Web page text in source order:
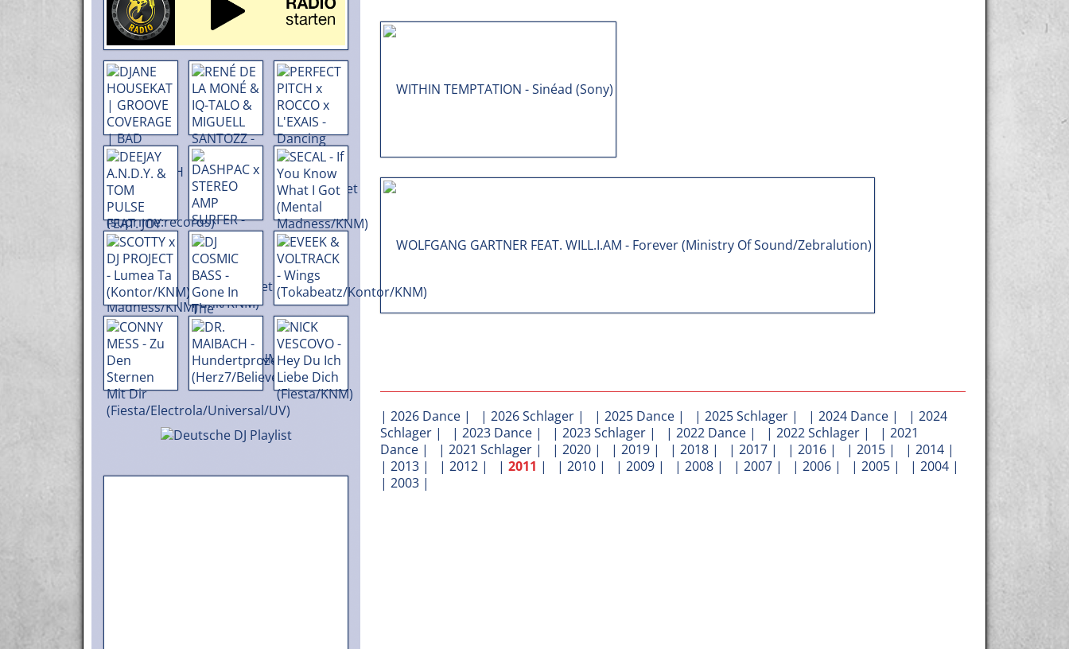
| 2026 Dance | | 2026 Schlager | | 2025 Dance | | 2025 Schlager | | 2024 Dance | | 2024
Schlager | | 2023 Dance | | 2023 Schlager | | 2022 Dance | | 2022 Schlager | | 2021
Dance | | 2021 Schlager | | 2020 | | 2019 | | 2018 | | 2017 | | 2016 | | 2015 | | 2014 |
| 2013 | | 2012 | | 2011 | | 2010 | | 2009 | | 2008 | | 2007 | | 2006 | | 2005 | | 2004 |
| 2003 |